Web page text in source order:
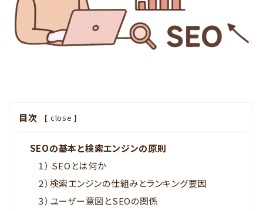
目次 [ close ]
SEOの基本と検索エンジンの原則
１） SEOとは何か
２）検索エンジンの仕組みとランキング要因
３）ユーザー意図とSEOの関係